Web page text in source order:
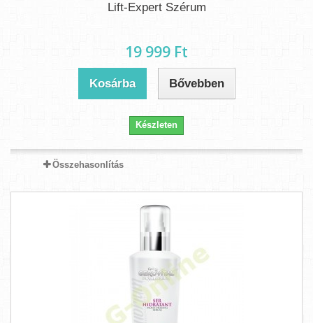
Lift-Expert Szérum
19 999 Ft‎
Kosárba Bővebben
Készleten
Összehasonlítás